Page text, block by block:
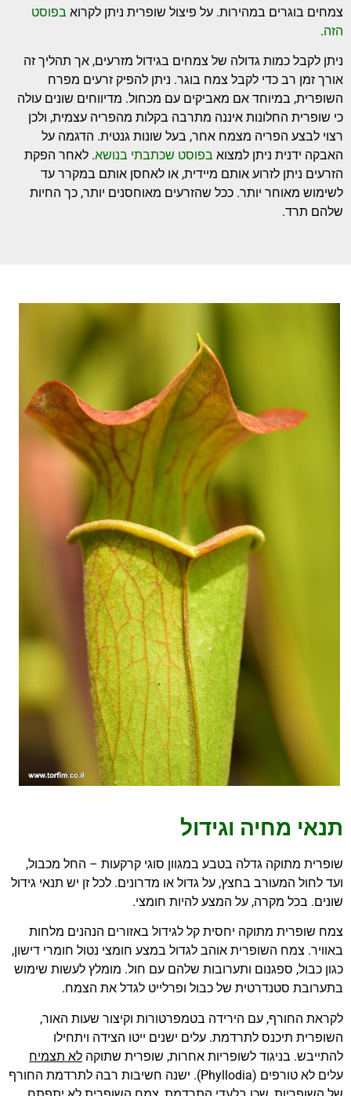
צמחים בוגרים במהירות. על פיצול שופרית ניתן לקרוא בפוסט
הזה.
ניתן לקבל כמות גדולה של צמחים בגידול מזרעים, אך תהליך זה
אורך זמן רב כדי לקבל צמח בוגר. ניתן להפיק זרעים מפרח
השופרית, במיוחד אם מאביקים עם מכחול. מדיווחים שונים עולה
כי שופרית החלונות איננה מתרבה בקלות מהפריה עצמית, ולכן
רצוי לבצע הפריה מצמח אחר, בעל שונות גנטית. הדגמה על
האבקה ידנית ניתן למצוא בפוסט שכתבתי בנושא. לאחר הפקת
הזרעים ניתן לזרוע אותם מיידית, או לאחסן אותם במקרר עד
לשימוש מאוחר יותר. ככל שהזרעים מאוחסנים יותר, כך החיות
שלהם תרד.
תנאי מחיה וגידול
שופרית מתוקה גדלה בטבע במגוון סוגי קרקעות – החל מכבול,
ועד לחול המעורב בחצץ, על גדול או מדרונים. לכל זן יש תנאי גידול
שונים. בכל מקרה, על המצע להיות חומצי.
צמח שופרית מתוקה יחסית קל לגידול באזורים הנהנים מלחות
באוויר. צמח השופרית אוהב לגדול במצע חומצי נטול חומרי דישון,
כגון כבול, ספגנום ותערובות שלהם עם חול. מומלץ לעשות שימוש
בתערובת סטנדרטית של כבול ופרלייט לגדל את הצמח.
לקראת החורף, עם הירידה בטמפרטורות וקיצור שעות האור,
השופרית תיכנס לתרדמת. עלים ישנים ייטו הצידה ויתחילו
להתייבש. בניגוד לשופריות אחרות, שופרית שתוקה לא תצמיח
עלים לא טורפים (Phyllodia). ישנה חשיבות רבה לתרדמת החורף